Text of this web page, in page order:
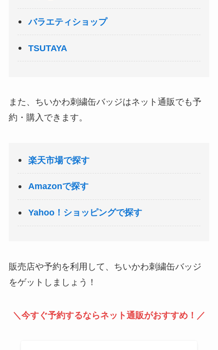
バラエティショップ
TSUTAYA
また、ちいかわ刺繍缶バッジはネット通販でも予
約・購入できます。
楽天市場で探す
Amazonで探す
Yahoo！ショッピングで探す
販売店や予約を利用して、ちいかわ刺繍缶バッジ
をゲットしましょう！
＼今すぐ予約するならネット通販がおすすめ！／